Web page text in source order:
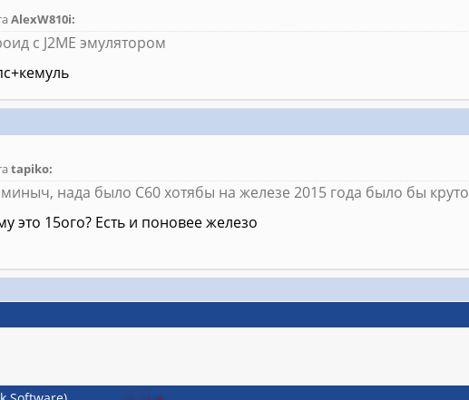
AlexW810i:
с J2ME эмулятором
tapiko:
нада было С60 хотябы на железе 2015 года было бы круто
это 15ого? Есть и поновее железо